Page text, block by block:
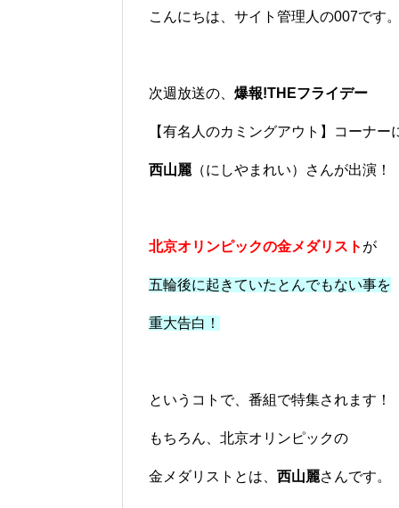
こんにちは、サイト管理人の007です
次週放送の、 爆報!THEフライデー
【有名人のカミングアウト】コーナー
西山麗 （にしやまれい）さんが出演！
北京オリンピックの金メダリスト が
五輪後に起きていたとんでもない事を
重大告白！
というコトで、番組で特集されます！
もちろん、北京オリンピックの
金メダリストとは、 西山麗さんです。